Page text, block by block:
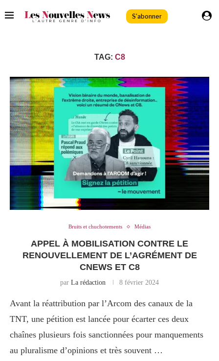
S'abonner
TAG: C8
Bruits et chuchotements Médias
APPEL À MOBILISATION CONTRE LE
RENOUVELLEMENT DE L’AGRÉMENT DE
CNEWS ET C8
par La rédaction 8 février 2024
Avant la réattribution par l’Arcom des canaux de la
TNT, une pétition est lancée pour écarter ces deux
chaînes plusieurs fois sanctionnées pour manquements
au pluralisme d’opinions et très souvent …